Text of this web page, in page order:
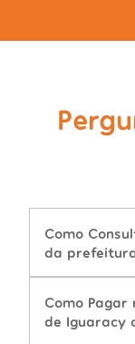
Como
da
Como
de Iguaracy